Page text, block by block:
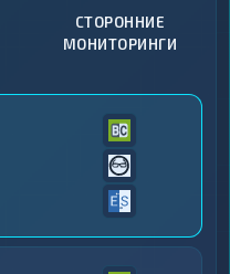
СТОРОННИЕ
МОНИТОРИНГИ